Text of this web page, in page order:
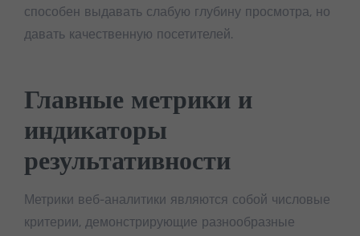
способен выдавать слабую глубину просмотра, но
давать качественную посетителей.
Главные метрики и
индикаторы
результативности
Метрики веб-аналитики являются собой числовые
критерии, демонстрирующие разнообразные